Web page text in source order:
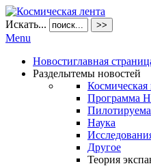
Искать... >>
Menu
Новостиглавная
Разделытемы новостей
Космическая
Программа
Наука
Другое
Теория